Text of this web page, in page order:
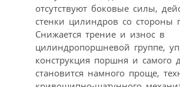
отсутствуют боковые силы,
стенки цилиндров со стороны
Снижается трение и износ в
цилиндропоршневой группе,
конструкция поршня и самого
становится намного проще,